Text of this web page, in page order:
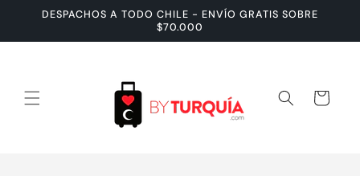
directamente
DESPACHOS A TODO CHILE - ENVÍO GRATIS SOBRE
$70.000
Carrito